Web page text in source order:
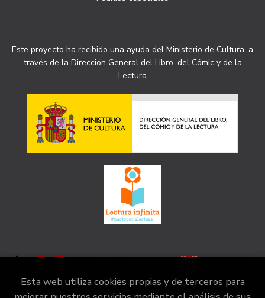
Este proyecto ha recibido una ayuda del Ministerio de Cultura, a
través de la Dirección General del Libro, del Cómic y de la
Lectura
Esta web utiliza cookies propias y de terceros para